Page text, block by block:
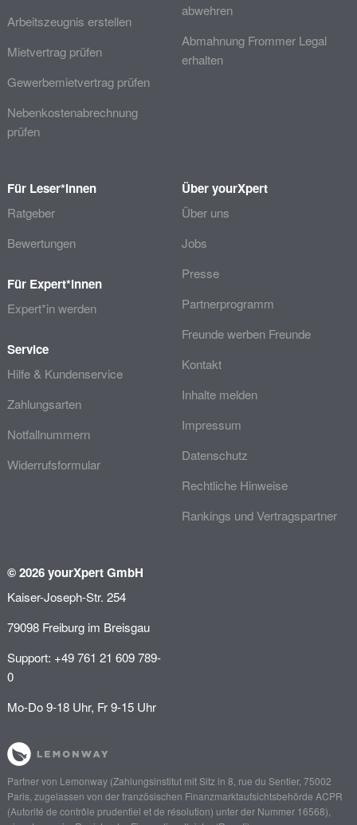
Arbeitszeugnis erstellen
Mietvertrag prüfen
Gewerbemietvertrag prüfen
Nebenkostenabrechnung
prüfen
abwehren
Abmahnung Frommer Legal
erhalten
Für Leser*innen
Ratgeber
Bewertungen
Für Expert*innen
Expert*in werden
Service
Hilfe & Kundenservice
Zahlungsarten
Notfallnummern
Widerrufsformular
Über yourXpert
Über uns
Jobs
Presse
Partnerprogramm
Freunde werben Freunde
Kontakt
Inhalte melden
Impressum
Datenschutz
Rechtliche Hinweise
Rankings und Vertragspartner
© 2026 yourXpert GmbH
Kaiser-Joseph-Str. 254
79098 Freiburg im Breisgau
Support: +49 761 21 609 789-
0
Mo-Do 9-18 Uhr, Fr 9-15 Uhr
Partner von Lemonway(Zahlungsinstitut mit Sitz in 8, rue du Sentier, 75002
Paris, zugelassen von der französischen Finanzmarktaufsichtsbehörde ACPR
(Autorité de contrôle prudentiel et de résolution) unter der Nummer 16568),